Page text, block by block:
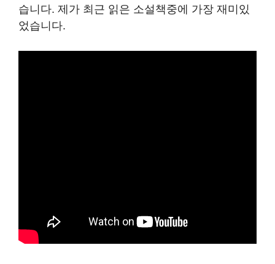
습니다. 제가 최근 읽은 소설책중에 가장 재미있
었습니다.